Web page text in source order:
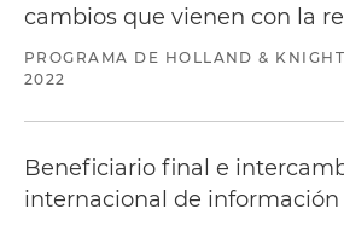
cambios que vienen con la
PROGRAMA DE HOLLAND & KNIGHT
2022
Beneficiario final e
internacional de